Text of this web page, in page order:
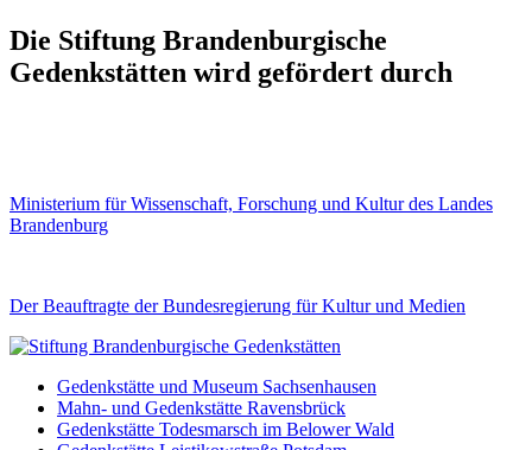
Die Stiftung Brandenburgische
Gedenkstätten wird gefördert durch
Ministerium für Wissenschaft, Forschung und Kultur des Landes
Brandenburg
Der Beauftragte der Bundesregierung für Kultur und Medien
Gedenkstätte und Museum Sachsenhausen
Mahn- und Gedenkstätte Ravensbrück
Gedenkstätte Todesmarsch im Belower Wald